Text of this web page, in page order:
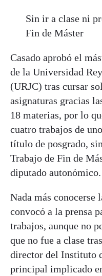
Sin ir a clase ni
Fin de Máster
Casado aprobó el
de la Universidad
(URJC) tras cursar
asignaturas gracias
18 materias, por lo
cuatro trabajos de
título de posgrado,
Trabajo de Fin de
diputado autonómico.
Nada más
convocó a la prensa
trabajos, aunque no
que no fue a clase
director del Instituto
principal implicado